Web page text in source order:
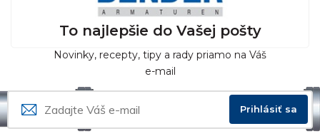
To najlepšie do Vašej pošty
Novinky, recepty, tipy a rady priamo na Váš
e-mail
Prihlásiť sa